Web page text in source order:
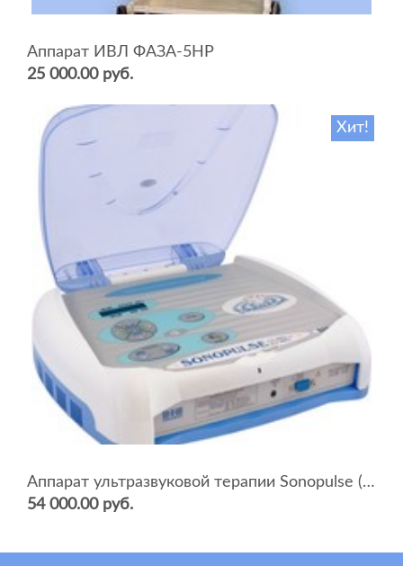
Аппарат ИВЛ ФАЗА-5НР
25 000.00 руб.
Хит!
Аппарат ультразвуковой терапии Sonopulse (мультичастотный 1 и 3 Мгц)
54 000.00 руб.